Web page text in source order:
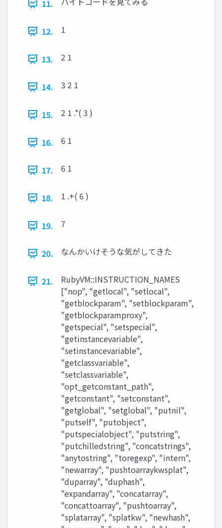
11.
12. 1
13. 2 1
14. 3 2 1
15. 2 1 .*( 3 )
16. 6 1
17. 6 1
18. 1 .+( 6 )
19. 7
20. なんかいけそうな気がしてきた
21.
RubyVM::INSTRUCTION_NAMES
["nop", "getlocal", "setlocal",
"getblockparam", "setblockparam",
"getblockparamproxy",
"getspecial", "setspecial",
"getinstancevariable",
"setinstancevariable",
"getclassvariable",
"setclassvariable",
"opt_getconstant_path",
"getconstant", "setconstant",
"getglobal", "setglobal", "putnil",
"putself", "putobject",
"putspecialobject", "putstring",
"putchilledstring", "concatstrings",
"anytostring", "toregexp", "intern",
"newarray", "pushtoarraykwsplat",
"duparray", "duphash",
"expandarray", "concatarray",
"concattoarray", "pushtoarray",
"splatarray", "splatkw", "newhash",